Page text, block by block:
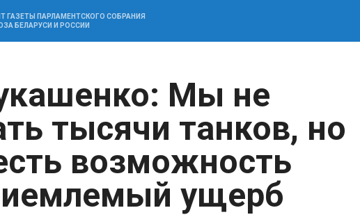
ГАЗЕТЫ ПАРЛАМЕНТСКОГО СОБРАНИЯ
БЕЛАРУСИ И РОССИИ
Мы не
тысячи танков, но
возможность
ущерб